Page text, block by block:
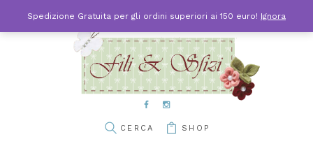
SHOP
Spedizione Gratuita per gli ordini superiori ai 150 euro! Ignora